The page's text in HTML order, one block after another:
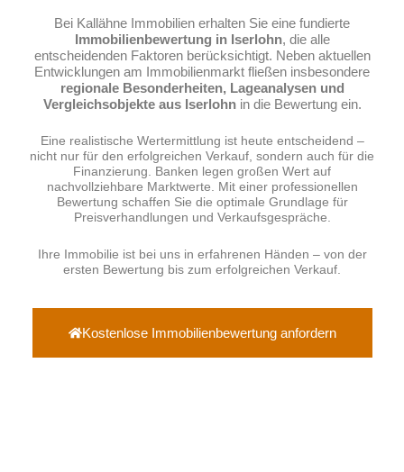
Bei Kallähne Immobilien erhalten Sie eine fundierte
Immobilienbewertung in Iserlohn, die alle
entscheidenden Faktoren berücksichtigt. Neben aktuellen
Entwicklungen am Immobilienmarkt fließen insbesondere
regionale Besonderheiten, Lageanalysen und
Vergleichsobjekte aus Iserlohnin die Bewertung ein.
Eine realistische Wertermittlung ist heute entscheidend –
nicht nur für den erfolgreichen Verkauf, sondern auch für die
Finanzierung. Banken legen großen Wert auf
nachvollziehbare Marktwerte. Mit einer professionellen
Bewertung schaffen Sie die optimale Grundlage für
Preisverhandlungen und Verkaufsgespräche.
Ihre Immobilie ist bei uns in erfahrenen Händen – von der
ersten Bewertung bis zum erfolgreichen Verkauf.
Kostenlose Immobilienbewertung anfordern